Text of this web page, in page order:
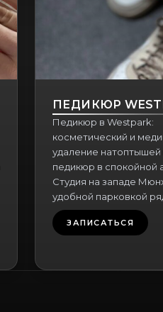
ПЕДИКЮР
Педикюр в Westpark:
косметический и
удаление натоптышей
педикюр в спокойной
Студия на западе
удобной парковкой
ЗАПИСАТЬСЯ